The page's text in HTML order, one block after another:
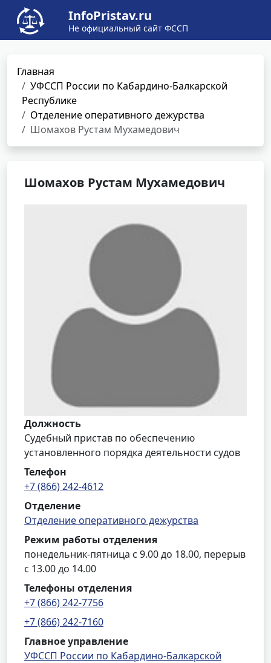
InfoPristav.ru
Не официальный сайт ФССП
Главная
УФССП России по Кабардино-Балкарской
Республике
Отделение оперативного дежурства
Шомахов Рустам Мухамедович
Шомахов Рустам Мухамедович
Должность
Судебный пристав по обеспечению
установленного порядка деятельности судов
Телефон
+7 (866) 242-4612
Отделение
Отделение оперативного дежурства
Режим работы отделения
понедельник-пятница с 9.00 до 18.00, перерыв
с 13.00 до 14.00
Телефоны отделения
+7 (866) 242-7756
+7 (866) 242-7160
Главное управление
УФССП России по Кабардино-Балкарской